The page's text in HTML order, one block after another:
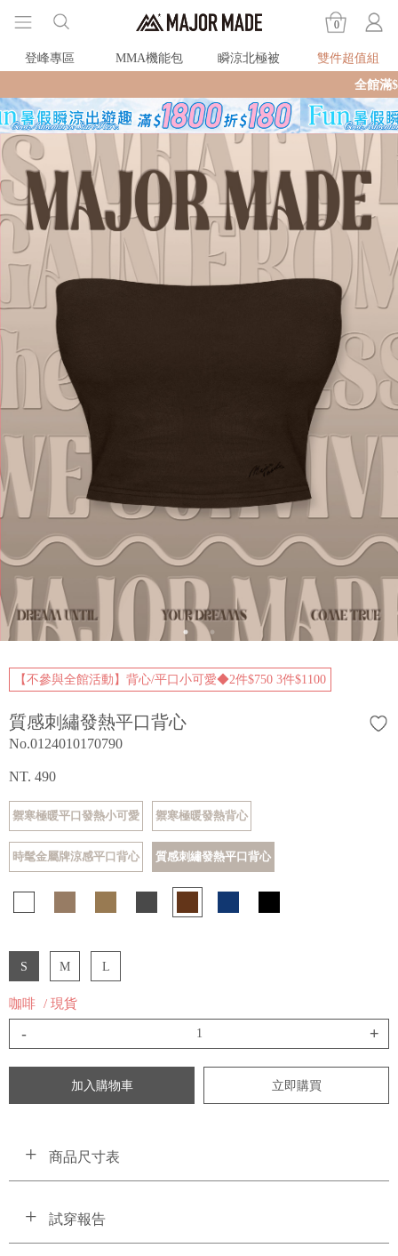
0
登峰專區 MMA機能包 瞬涼北極被
雙件超值組
全館滿$990即享免
【不參與全館活動】背心/平口小可愛◆2件$750 3件$1100
質感刺繡發熱平口背心
No.0124010170790
NT. 490
禦寒極暖平口發熱小可愛 禦寒極暖發熱背心
時髦金屬牌涼感平口背心 質感刺繡發熱平口背心
S M L
咖啡 / 現貨
- +
加入購物車 立即購買
商品尺寸表
試穿報告